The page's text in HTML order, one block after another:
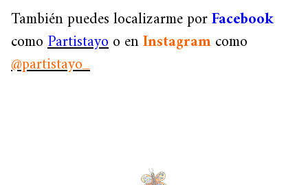
También puedes localizarme porFacebook
comoPartistayoo enInstagramcomo
@partistayo_